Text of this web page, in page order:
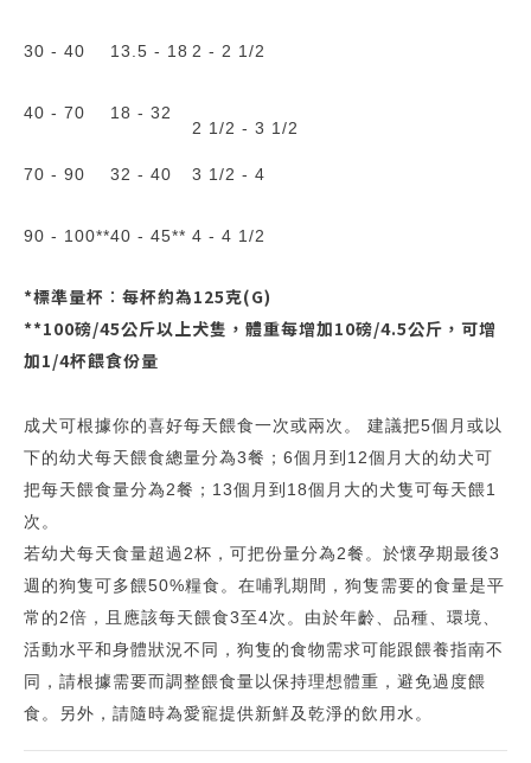
30 - 40 13.5 - 18 2 - 2 1/2
40 - 70
18 - 32
2 1/2 - 3 1/2
70 - 90 32 - 40 3 1/2 - 4
90 - 100**40 - 45** 4 - 4 1/2
*標準量杯︰每杯約為125克(G)
**100磅/45公斤以上犬隻，體重每增加10磅/4.5公斤，可增
加1/4杯餵食份量
成犬可根據你的喜好每天餵食一次或兩次。 建議把5個月或以
下的幼犬每天餵食總量分為3餐；6個月到12個月大的幼犬可
把每天餵食量分為2餐；13個月到18個月大的犬隻可每天餵1
次。
若幼犬每天食量超過2杯，可把份量分為2餐。於懷孕期最後3
週的狗隻可多餵50%糧食。在哺乳期間，狗隻需要的食量是平
常的2倍，且應該每天餵食3至4次。由於年齡、品種、環境、
活動水平和身體狀況不同，狗隻的食物需求可能跟餵養指南不
同，請根據需要而調整餵食量以保持理想體重，避免過度餵
食。另外，請隨時為愛寵提供新鮮及乾淨的飲用水。